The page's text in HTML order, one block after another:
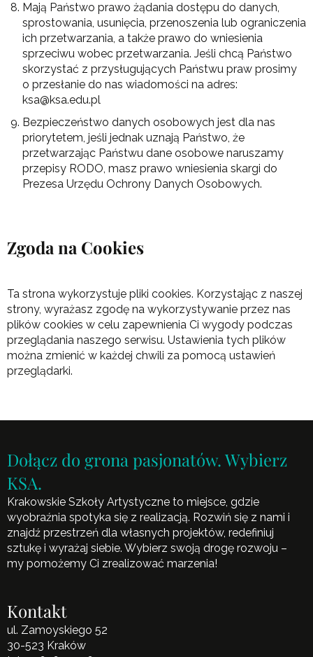
Mają Państwo prawo żądania dostępu do danych,
sprostowania, usunięcia, przenoszenia lub ograniczenia
ich przetwarzania, a także prawo do wniesienia
sprzeciwu wobec przetwarzania. Jeśli chcą Państwo
skorzystać z przysługujących Państwu praw prosimy
o przesłanie do nas wiadomości na adres:
ksa@ksa.edu.pl
Bezpieczeństwo danych osobowych jest dla nas
priorytetem, jeśli jednak uznają Państwo, że
przetwarzając Państwu dane osobowe naruszamy
przepisy RODO, masz prawo wniesienia skargi do
Prezesa Urzędu Ochrony Danych Osobowych.
Zgoda na Cookies
Ta strona wykorzystuje pliki cookies. Korzystając z naszej
strony, wyrażasz zgodę na wykorzystywanie przez nas
plików cookies w celu zapewnienia Ci wygody podczas
przeglądania naszego serwisu. Ustawienia tych plików
można zmienić w każdej chwili za pomocą ustawień
przeglądarki.
Dołącz do grona pasjonatów. Wybierz
KSA.
Krakowskie Szkoły Artystyczne to miejsce, gdzie
wyobraźnia spotyka się z realizacją. Rozwiń się z nami i
znajdź przestrzeń dla własnych projektów, redefiniuj
sztukę i wyrażaj siebie. Wybierz swoją drogę rozwoju –
my pomożemy Ci zrealizować marzenia!
Kontakt
ul. Zamoyskiego 52
30-523 Kraków